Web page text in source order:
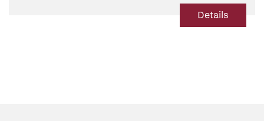
kenntnisreich die Höhen und TiefenDetails